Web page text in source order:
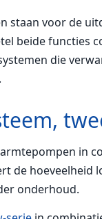
staan voor de
beide functies
die
in
de hoeveelheid
onderhoud.